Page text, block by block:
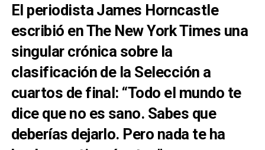
El periodista James Horncastle
escribió en The New York Times una
singular crónica sobre la
clasificación de la Selección a
cuartos de final: “Todo el mundo te
dice que no es sano. Sabes que
deberías dejarlo. Pero nada te ha